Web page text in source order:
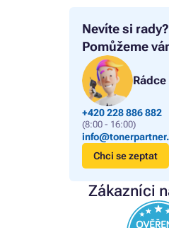
Nevíte si rady?
Pomůžeme
+420 228 886 882
(8:00 - 16:00)
Chci se zeptat
Zákazníci